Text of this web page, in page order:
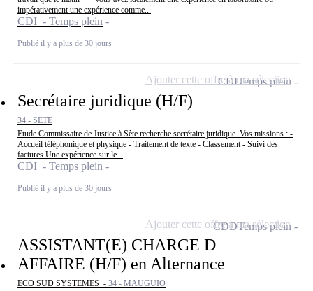
impérativement une expérience comme...
CDI - Temps plein
Publié il y a plus de 30 jours
Secrétaire juridique (H/F)
34 - SETE
Etude Commissaire de Justice à Sète recherche secrétaire juridique. Vos missions : -
Accueil téléphonique et physique - Traitement de texte - Classement - Suivi des
factures Une expérience sur le...
CDI - Temps plein
Publié il y a plus de 30 jours
CDITemps plein
Ajouter cette offre à ma sélection
ASSISTANT(E) CHARGE D
AFFAIRE (H/F) en Alternance
ECO SUD SYSTEMES - 34 - MAUGUIO
CDDTemps plein
Ajouter cette offre à ma sélection